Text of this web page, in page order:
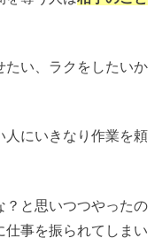
たい、ラクをしたいか
人にいきなり作業を頼
？と思いつつやったの
仕事を振られてしまい